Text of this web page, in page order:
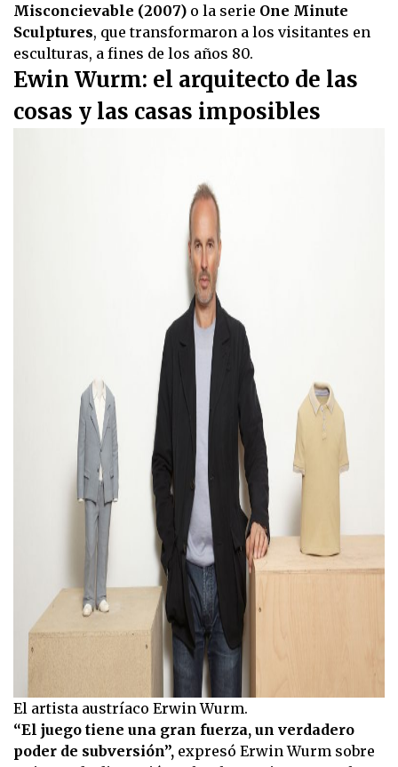
Misconcievable (2007) o la serie One Minute
Sculptures, que transformaron a los visitantes en
esculturas, a fines de los años 80.
Ewin Wurm: el arquitecto de las
cosas y las casas imposibles
El artista austríaco Erwin Wurm.
“El juego tiene una gran fuerza, un verdadero
poder de subversión”, expresó Erwin Wurm sobre